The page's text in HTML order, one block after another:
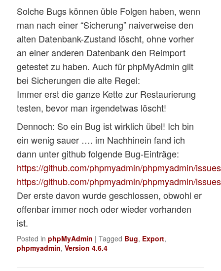
Solche Bugs können üble Folgen haben, wenn
man nach einer “Sicherung” naiverweise den
alten Datenbank-Zustand löscht, ohne vorher
an einer anderen Datenbank den Reimport
getestet zu haben. Auch für phpMyAdmin gilt
bei Sicherungen die alte Regel:
Immer erst die ganze Kette zur Restaurierung
testen, bevor man irgendetwas löscht!
Dennoch: So ein Bug ist wirklich übel! Ich bin
ein wenig sauer …. im Nachhinein fand ich
dann unter github folgende Bug-Einträge:
https://github.com/phpmyadmin/phpmyadmin/
https://github.com/phpmyadmin/phpmyadmin/
Der erste davon wurde geschlossen, obwohl er
offenbar immer noch oder wieder vorhanden
ist.
Posted in phpMyAdmin |Tagged Bug, Export,
phpmyadmin,Version 4.6.4